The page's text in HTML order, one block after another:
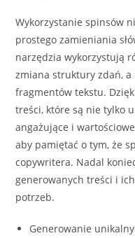
Wykorzystanie spinsów
prostego zamieniania
narzędzia wykorzystują
zmiana struktury zdań,
fragmentów tekstu.
treści, które są nie tylko
angażujące i
aby pamiętać o tym, że
copywritera. Nadal
generowanych treści i
potrzeb.
Generowanie